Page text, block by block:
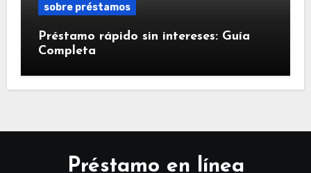
sobre préstamos
Préstamo rápido sin intereses: Guía
Completa
Préstamo en línea